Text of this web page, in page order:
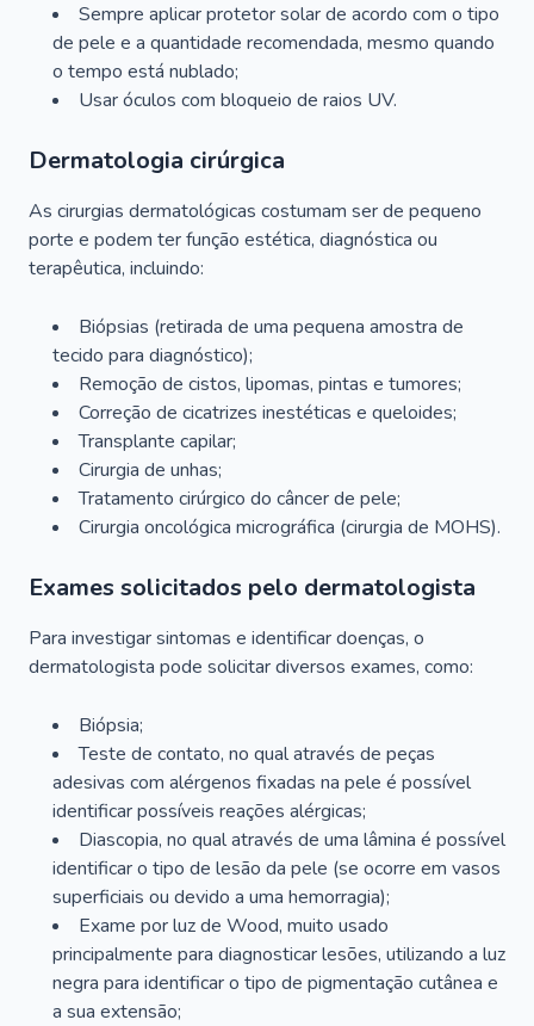
Sempre aplicar protetor solar de acordo com o tipo
de pele e a quantidade recomendada, mesmo quando
o tempo está nublado;
Usar óculos com bloqueio de raios UV.
Dermatologia cirúrgica
As cirurgias dermatológicas costumam ser de pequeno
porte e podem ter função estética, diagnóstica ou
terapêutica, incluindo:
Biópsias (retirada de uma pequena amostra de
tecido para diagnóstico);
Remoção de cistos, lipomas, pintas e tumores;
Correção de cicatrizes inestéticas e queloides;
Transplante capilar;
Cirurgia de unhas;
Tratamento cirúrgico do câncer de pele;
Cirurgia oncológica micrográfica (cirurgia de MOHS).
Exames solicitados pelo dermatologista
Para investigar sintomas e identificar doenças, o
dermatologista pode solicitar diversos exames, como:
Biópsia;
Teste de contato, no qual através de peças
adesivas com alérgenos fixadas na pele é possível
identificar possíveis reações alérgicas;
Diascopia, no qual através de uma lâmina é possível
identificar o tipo de lesão da pele (se ocorre em vasos
superficiais ou devido a uma hemorragia);
Exame por luz de Wood, muito usado
principalmente para diagnosticar lesões, utilizando a luz
negra para identificar o tipo de pigmentação cutânea e
a sua extensão;